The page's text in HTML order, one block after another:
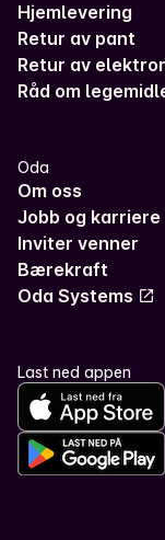
Hjemlevering
Retur av pant
Retur av
Råd om
Oda
Om oss
Jobb og karriere
Inviter venner
Bærekraft
Oda Systems
Last ned appen